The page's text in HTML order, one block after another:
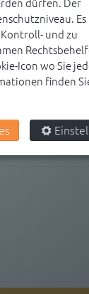
dürfen. Der
Kontroll- und zu
Icon wo Sie
finden